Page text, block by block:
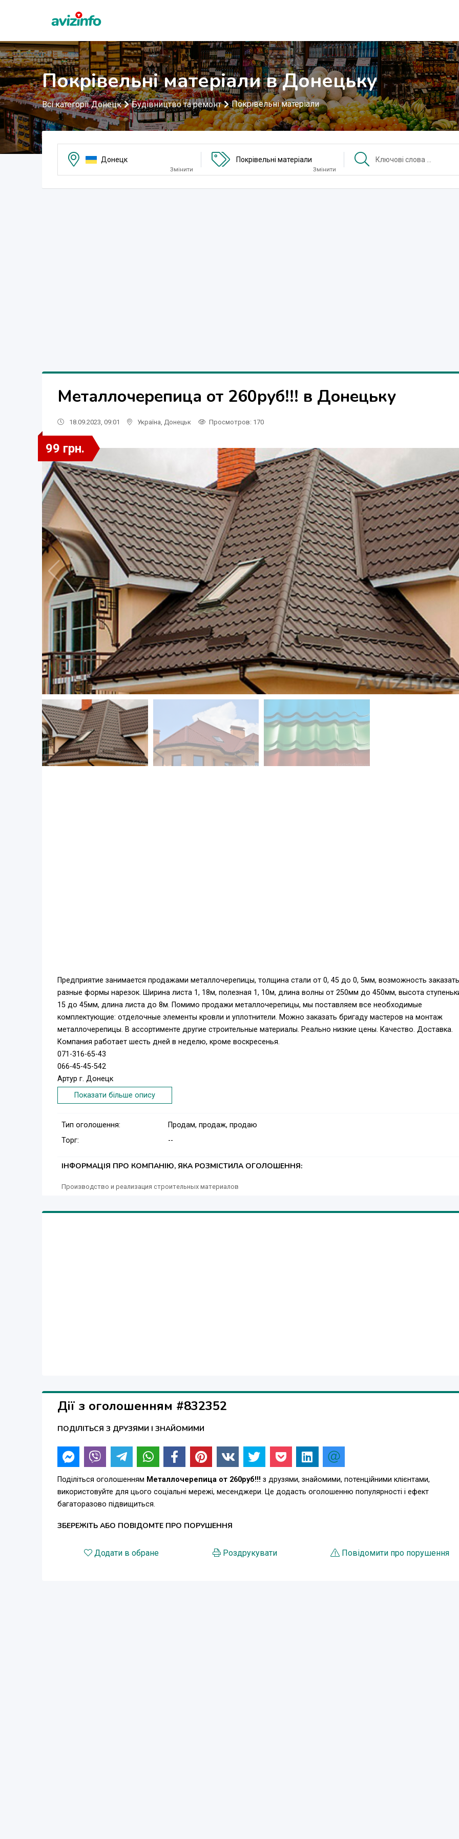
Покрівельні матеріали в Донецьку
Всі категорії Донецк Будівництво та ремонт Покрівельні матеріали
Донецк
Змінити
Покрівельні матеріали
Змінити
Металлочерепица от 260руб!!! в Донецьку
18.09.2023, 09:01 Україна Донецьк Просмотров: 170
99 грн.
Предприятие занимается продажами металлочерепицы, толщина стали от 0, 45 до 0, 5мм, возможность заказать
разные формы нарезок. Ширина листа 1, 18м, полезная 1, 10м, длина волны от 250мм до 450мм, высота
15 до 45мм, длина листа до 8м. Помимо продажи металлочерепицы, мы поставляем все необходимые
комплектующие: отделочные элементы кровли и уплотнители. Можно заказать бригаду мастеров на монтаж
металлочерепицы. В ассортименте другие строительные материалы. Реально низкие цены. Качество. Доставка.
Компания работает шесть дней в неделю, кроме воскресенья.
071-316-65-43
066-45-45-542
Артур г. Донецк
Показати більше опису
Тип оголошення:
Продам, продаж, продаю
Торг:
--
ІНФОРМАЦІЯ ПРО КОМПАНІЮ, ЯКА РОЗМІСТИЛА ОГОЛОШЕННЯ:
Производство и реализация строительных материалов
Дії з оголошенням #832352
ПОДІЛІТЬСЯ З ДРУЗЯМИ І ЗНАЙОМИМИ
Поділіться оголошенням Металлочерепица от 260руб!!! з друзями, знайомими, потенційними клієнтами,
використовуйте для цього соціальні мережі, месенджери. Це додасть оголошенню популярності і ефект
багаторазово підвищиться.
ЗБЕРЕЖІТЬ АБО ПОВІДОМТЕ ПРО ПОРУШЕННЯ
Додати в обране Роздрукувати Повідомити про порушення